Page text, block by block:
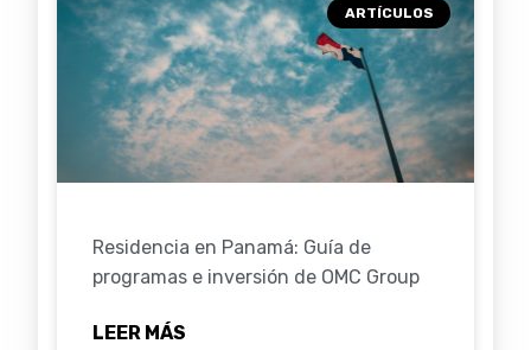
ARTÍCULOS
Residencia en Panamá: Guía de
programas e inversión de OMC Group
LEER MÁS